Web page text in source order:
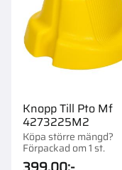
Knopp Till Pto Mf
4273225M2
Köpa större mängd?
Förpackad om 1 st.